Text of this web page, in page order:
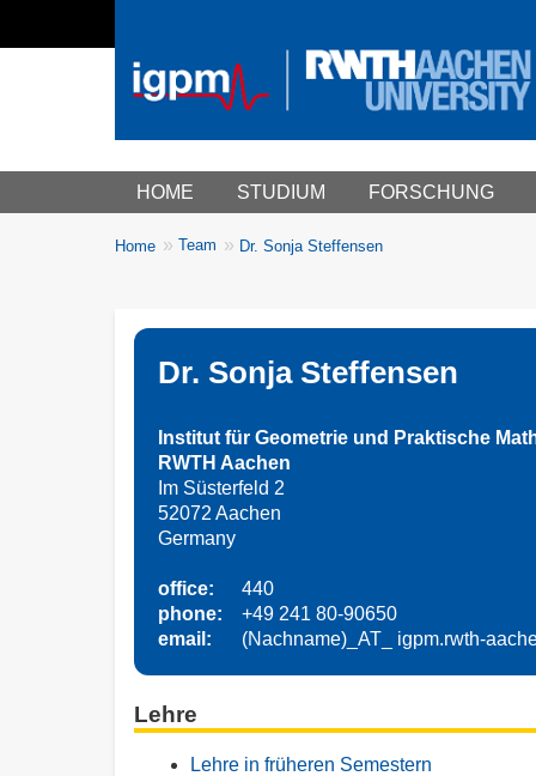
Main menu
HOME STUDIUM FORSCHUNG
Breadcrumbs
You
Home Team Dr. Sonja Steffensen
Dr. Sonja Steffensen
Institut für Geometrie und Praktische
RWTH Aachen
Im Süsterfeld 2
52072 Aachen
Germany
office:
440
phone:
+49 241 80-90650
email:
(Nachname)_AT_ igpm.rwth-
Lehre
Lehre in früheren Semestern